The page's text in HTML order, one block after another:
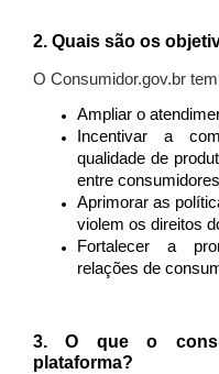
2. Quais são os
O Consumidor.gov.br
Ampliar o
Incentivar a
qualidade de
entre
Aprimorar as
violem os direitos
Fortalecer a
relações de
3. O que o
plataforma?